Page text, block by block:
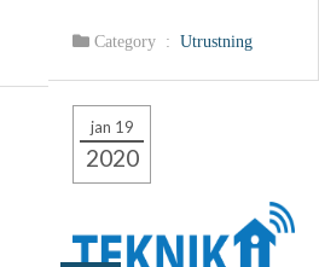
Category : Utrustning
jan 19
2020